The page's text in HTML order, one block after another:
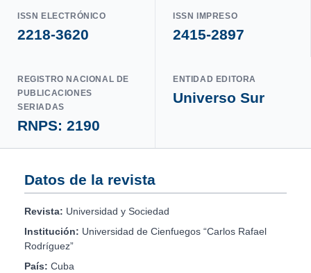
ISSN ELECTRÓNICO
2218-3620
ISSN IMPRESO
2415-2897
REGISTRO NACIONAL DE
PUBLICACIONES
SERIADAS
RNPS: 2190
ENTIDAD EDITORA
Universo Sur
Datos de la revista
Revista: Universidad y Sociedad
Institución: Universidad de Cienfuegos “Carlos Rafael
Rodríguez”
País: Cuba